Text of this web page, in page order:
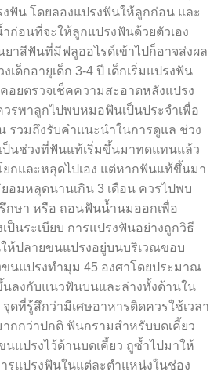
ฟัน โดยลองแปรงฟันให้ลูกก่อน และ
ก่อนที่จะให้ลูกแปรงฟันด้วยตัวเอง
ยาสีฟันที่มีฟลูออไรด์เข้าไปก็อาจส่งผล
เด็กอายุเด็ก 3-4 ปี เด็กเริ่มแปรงฟัน
อยตรวจเช็คความสะอาดหลังแปรง
รพาลูกไปพบหมอฟันเป็นประจำเพื่อ
รวมถึงรับคำแนะนำในการดูแล ช่วง
เป็นช่วงที่ฟันแท้เริ่มขึ้นมาทดแทนแล้ว
กและหลุดไปเอง แต่หากฟันแท้ขึ้นมา
อมหลุดนานเกิน 3 เดือน ควรไปพบ
กษา หรือ ถอนฟันน้ำนมออกเพื่อ
ป็นระเบียบ การแปรงฟันอย่างถูกวิธี
ห้ปลายขนแปรงอยู่บนบริเวณขอบ
ขนแปรงทำมุม 45 องศาโดยประมาณ
ลงกับแนวฟันบนและล่างทั้งด้านใน
ดที่รู้สึกว่ามีเศษอาหารติดควรใช้เวลา
กกว่าปกติ ฟันกรามสำหรับบดเคี้ยว
แปรงไว้ด้านบดเคี้ยว ถูซ้ำไปมาให้
รแปรงฟันในแต่ละตำแหน่งในช่อง